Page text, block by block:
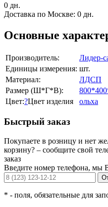
0 дн.
Доставка по Москве: 0 дн.
Основные
Производитель:
Лидер-
Единицы измерения: шт.
Материал:
ЛДСП
Размер (Ш*Г*В):
Цвет:?Цвет изделия ольха
Быстрый заказ
Покупаете в розницу и нет
корзину? – сообщите свой
заказ
Введите номер телефона, мы
* - поля, обязательные для